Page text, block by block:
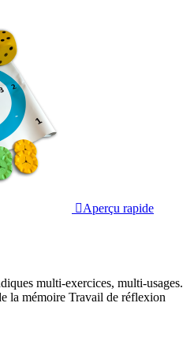
Aperçu rapide
multi-exercices, multi-usages.
la mémoire Travail de réflexion